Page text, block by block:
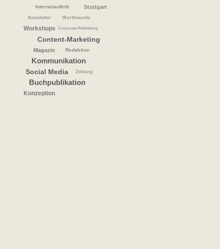
Internetauftritt Stuttgart
Newsletter Wortfreunde
Workshops Corporate Publishing
Content-Marketing
Magazin Redaktion
Kommunikation
Social Media
Zeitung
Buchpublikation
Konzeption